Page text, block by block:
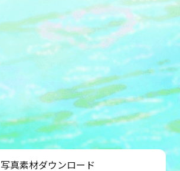
写真素材ダウンロード